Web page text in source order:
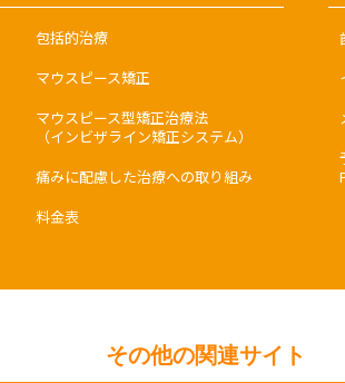
包括的治療
マウスピース矯正
マウスピース型矯正治療法
（インビザライン矯正システム）
痛みに配慮した治療への取り組み
料金表
その他の関連サイト